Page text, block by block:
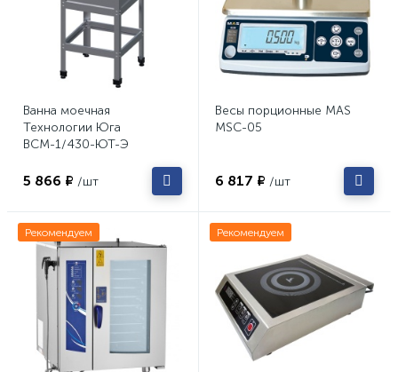
Ванна моечная
Технологии Юга
ВСМ-1/430-ЮТ-Э
5 866 ₽ /шт
Весы порционные MAS
MSC-05
6 817 ₽ /шт
Рекомендуем Рекомендуем